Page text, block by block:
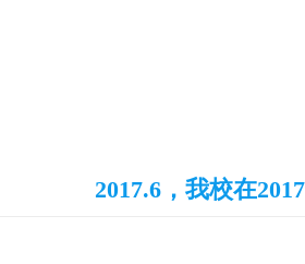
2017.6，我校在